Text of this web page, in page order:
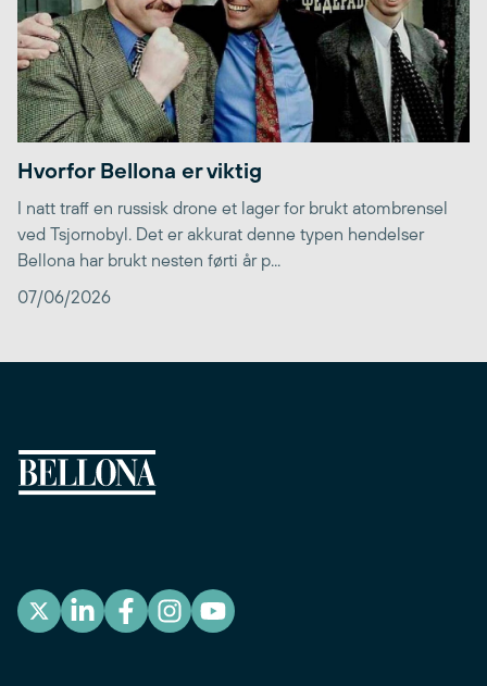
Hvorfor Bellona er viktig
I natt traff en russisk drone et lager for brukt atombrensel
ved Tsjornobyl. Det er akkurat denne typen hendelser
Bellona har brukt nesten førti år p...
07/06/2026